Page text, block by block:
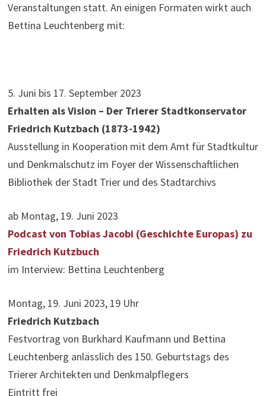
Veranstaltungen statt. An einigen Formaten wirkt auch
Bettina Leuchtenberg mit:
5. Juni bis 17. September 2023
Erhalten als Vision – Der Trierer Stadtkonservator
Friedrich Kutzbach (1873-1942)
Ausstellung in Kooperation mit dem Amt für Stadtkultur
und Denkmalschutz im Foyer der Wissenschaftlichen
Bibliothek der Stadt Trier und des Stadtarchivs
ab Montag, 19. Juni 2023
Podcast von Tobias Jacobi (Geschichte Europas) zu
Friedrich Kutzbuch
im Interview: Bettina Leuchtenberg
Montag, 19. Juni 2023, 19 Uhr
Friedrich Kutzbach
Festvortrag von Burkhard Kaufmann und Bettina
Leuchtenberg anlässlich des 150. Geburtstags des
Trierer Architekten und Denkmalpflegers
Eintritt frei